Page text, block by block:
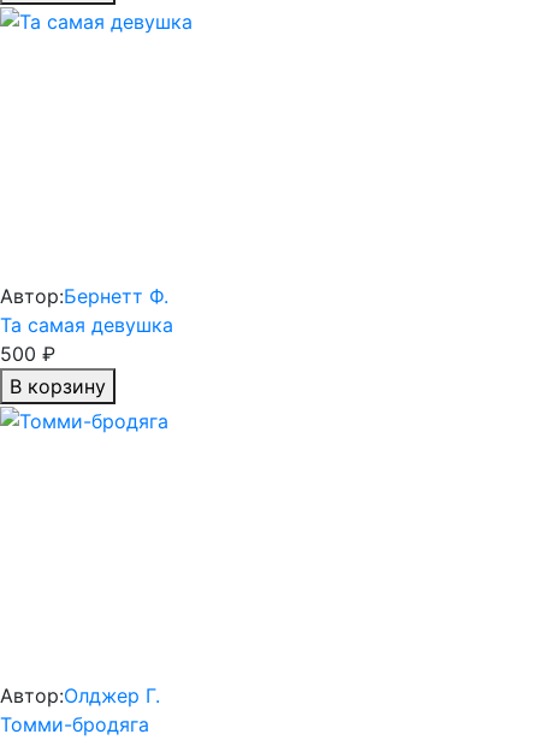
Автор:Бернетт Ф.
Та самая девушка
500 ₽
В корзину
Автор:Олджер Г.
Томми-бродяга